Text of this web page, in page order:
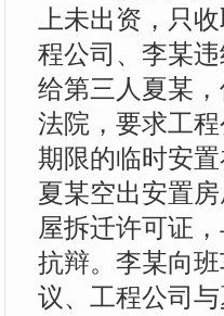
上未出资，只
程公司、李某
给第三人夏某
法院，要求工
期限的临时安
夏某空出安置
屋拆迁许可证
抗辩。李某向
议、工程公司